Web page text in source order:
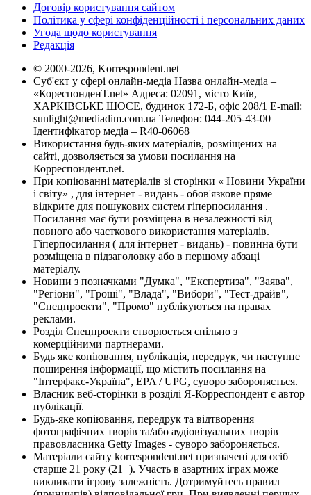
Договір користування сайтом
Політика у сфері конфіденційності і персональних даних
Угода щодо користування
Редакція
© 2000-2026, Korrespondent.net
Суб'єкт у сфері онлайн-медіа Назва онлайн-медіа –
«КореспонденТ.net» Адреса: 02091, місто Київ,
ХАРКІВСЬКЕ ШОСЕ, будинок 172-Б, офіс 208/1 E-mail:
sunlight@mediadim.com.ua Телефон: 044-205-43-00
Ідентифікатор медіа – R40-06068
Використання будь-яких матеріалів, розміщених на
сайті, дозволяється за умови посилання на
Корреспондент.net.
При копіюванні матеріалів зі сторінки « Новини України
і світу» , для інтернет - видань - обов'язкове пряме
відкрите для пошукових систем гіперпосилання .
Посилання має бути розміщена в незалежності від
повного або часткового використання матеріалів.
Гіперпосилання ( для інтернет - видань) - повинна бути
розміщена в підзаголовку або в першому абзаці
матеріалу.
Новини з позначками "Думка", "Експертиза", "Заява",
"Регіони", "Гроші", "Влада", "Вибори", "Тест-драйв",
"Спецпроекти", "Промо" публікуються на правах
реклами.
Розділ Спецпроекти створюється спільно з
комерційними партнерами.
Будь яке копіювання, публікація, передрук, чи наступне
поширення інформації, що містить посилання на
"Інтерфакс-Україна", EPA / UPG, суворо забороняється.
Власник веб-сторінки в розділі Я-Корреспондент є автор
публікації.
Будь-яке копіювання, передрук та відтворення
фотографічних творів та/або аудіовізуальних творів
правовласника Getty Images - суворо забороняється.
Матеріали сайту korrespondent.net призначені для осіб
старше 21 року (21+). Участь в азартних іграх може
викликати ігрову залежність. Дотримуйтесь правил